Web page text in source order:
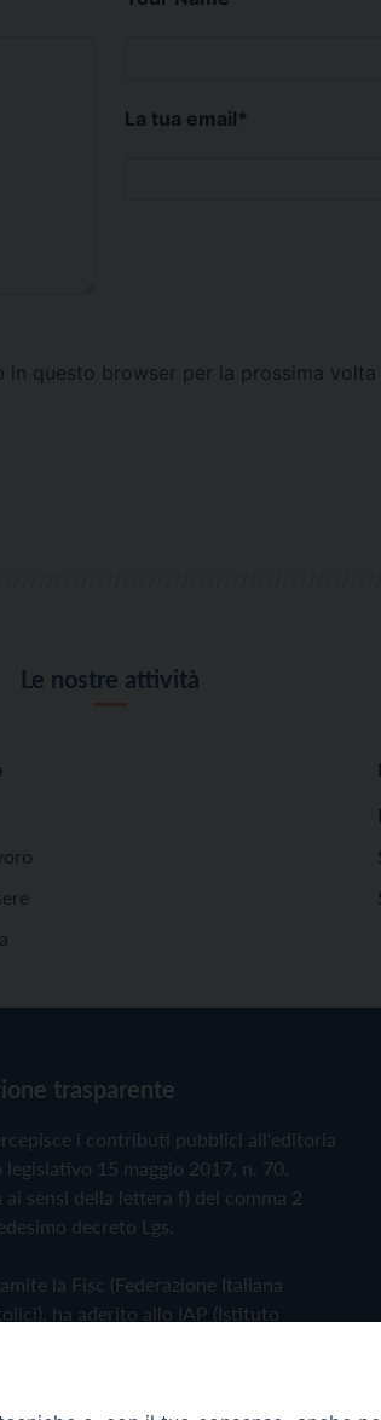
La tua email*
questo browser per la prossima volta
Le nostre attività
trasparente
i contributi pubblici all'editoria
15 maggio 2017, n. 70.
ai sensi della lettera f) del comma 2
decreto Lgs.
la Fisc (Federazione Italiana
ha aderito allo IAP (Istituto